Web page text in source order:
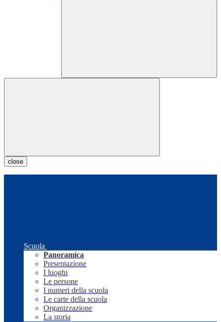
close
Scuola
Panoramica
Presentazione
I luoghi
Le persone
I numeri della scuola
Le carte della scuola
Organizzazione
La storia